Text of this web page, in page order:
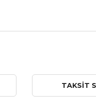
TAKSIT